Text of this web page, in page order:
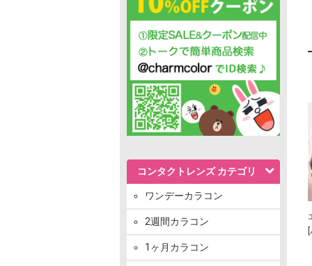
コンタクトレンズ カテゴリ
ワンデーカラコン
2週間カラコン
1ヶ月カラコン